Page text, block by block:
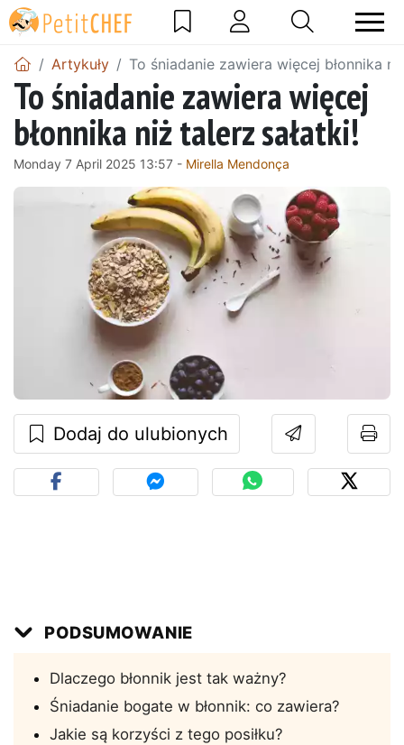
Artykuły To śniadanie zawiera więcej błonnika
To śniadanie zawiera więcej
błonnika niż talerz sałatki!
Monday 7 April 2025 13:57 - Mirella Mendonça
Dodaj do ulubionych
PODSUMOWANIE
Dlaczego błonnik jest tak ważny?
Śniadanie bogate w błonnik: co zawiera?
Jakie są korzyści z tego posiłku?